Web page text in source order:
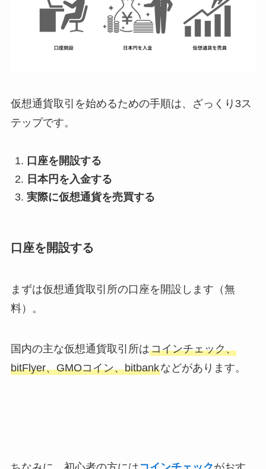
仮想通貨取引を始めるための手順は、ざっくり3ス
テップです。
口座を開設する
日本円を入金する
実際に仮想通貨を売買する
口座を開設する
まずは仮想通貨取引所の口座を開設します（無
料）。
国内の主な仮想通貨取引所はコインチェック、
bitFlyer、GMOコイン、bitbankなどがあります。